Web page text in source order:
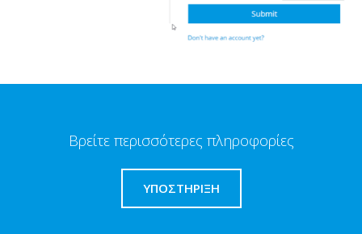
Βρείτε περισσότερες πληροφορίες
ΥΠΟΣΤΗΡΙΞΗ